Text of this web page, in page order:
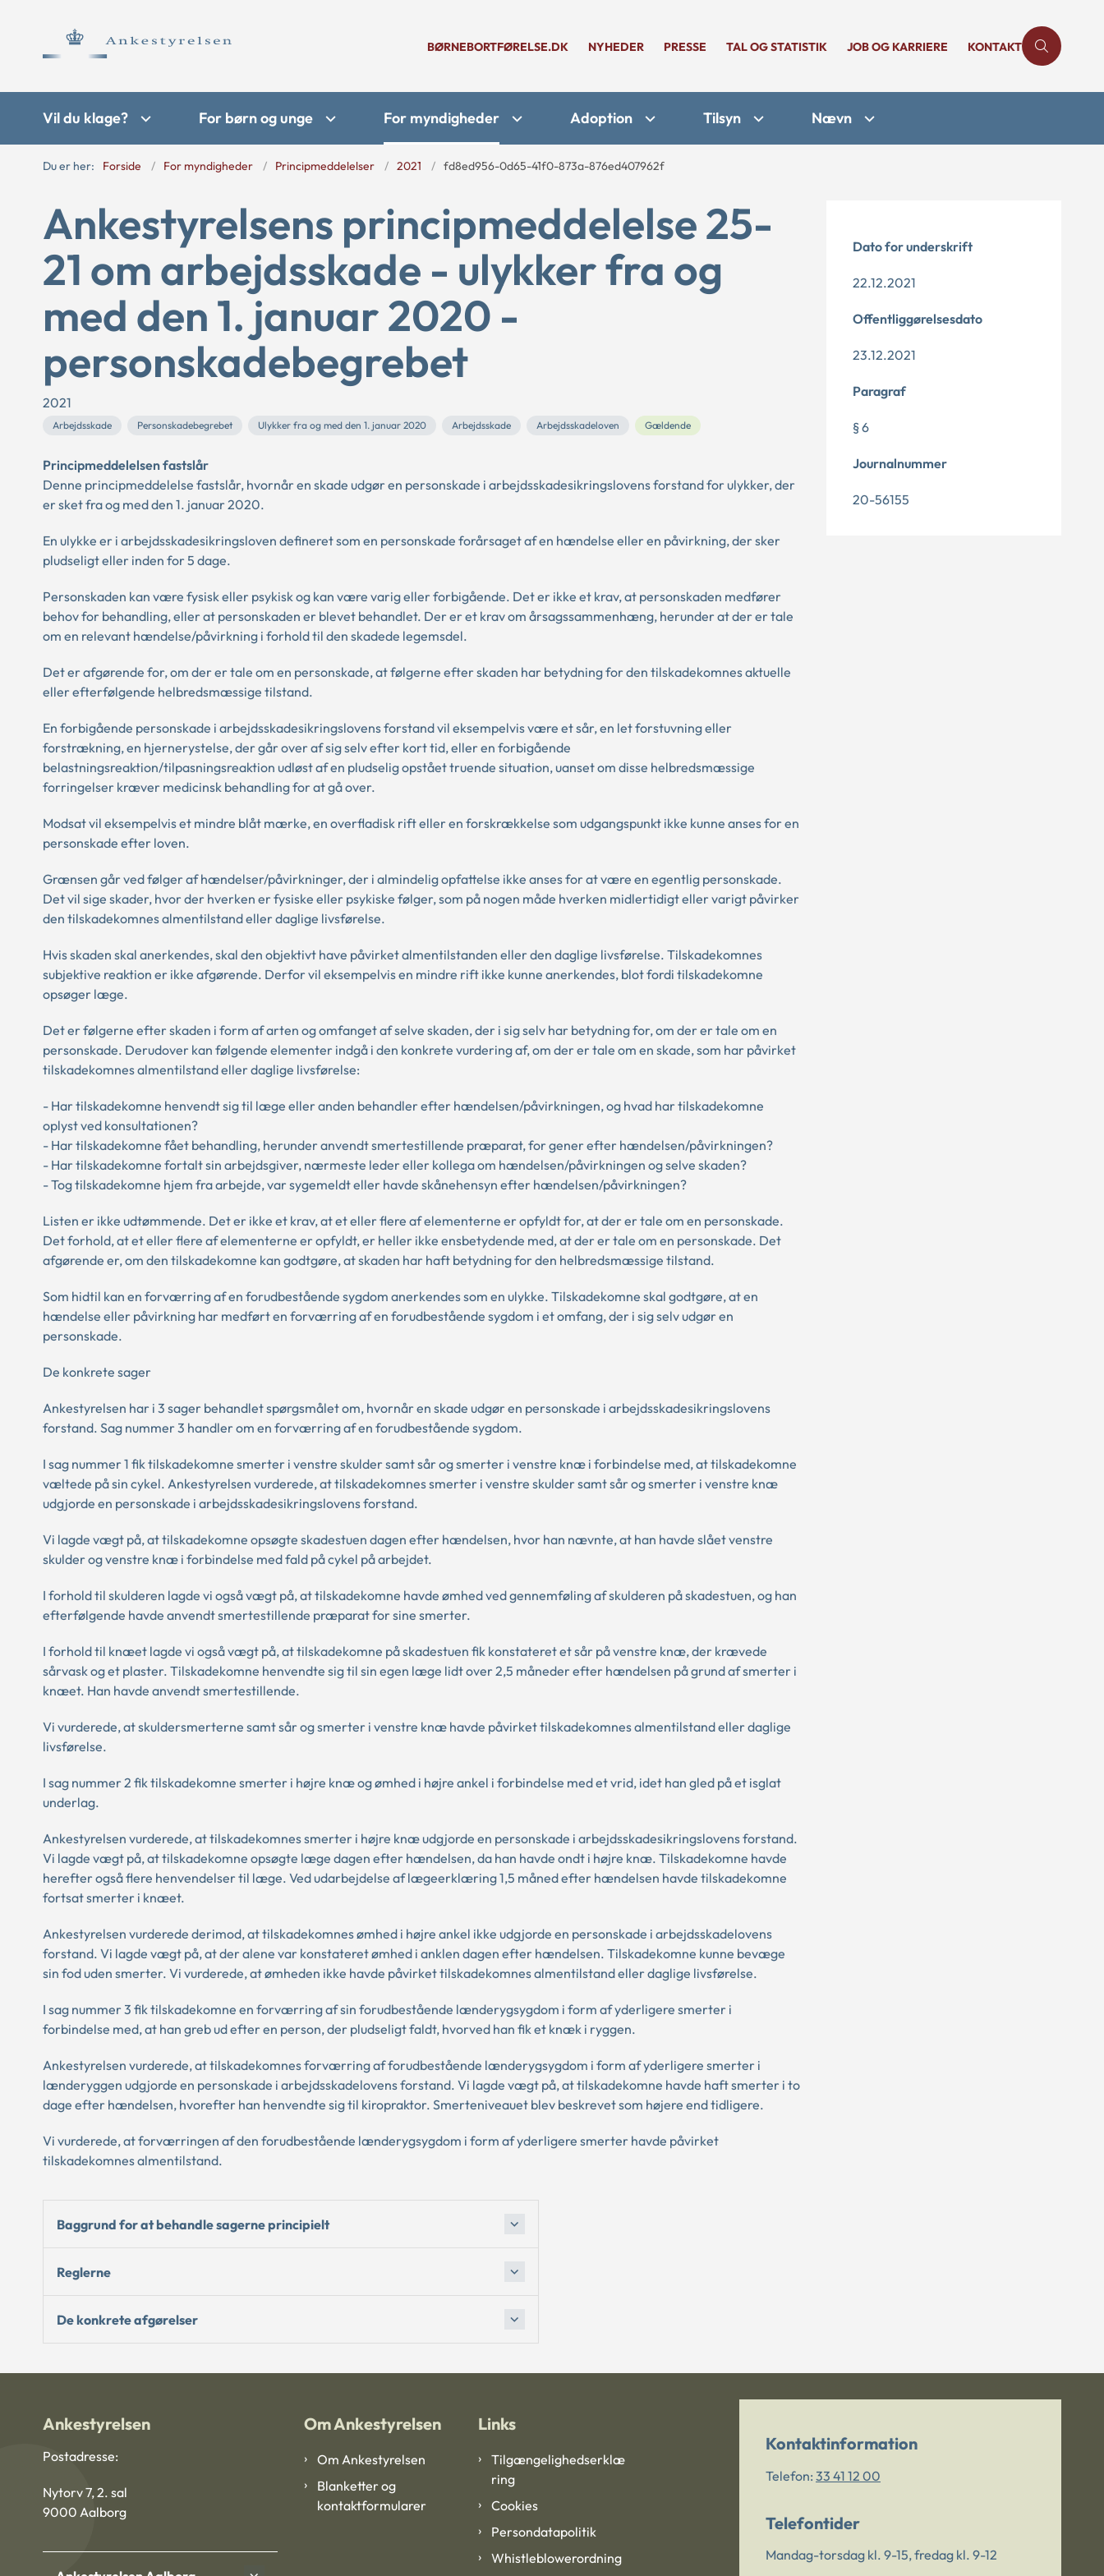
BØRNEBORTFØRELSE.DK NYHEDER PRESSE TAL OG STATISTIK JOB OG KARRIERE KONTAKT
Vil du klage? For børn og unge For myndigheder Adoption Tilsyn Nævn
Du er her: Forside For myndigheder Principmeddelelser 2021 fd8ed956-0d65-41f0-873a-876ed407962f
Ankestyrelsens principmeddelelse 25-
21 om arbejdsskade - ulykker fra og
med den 1. januar 2020 -
personskadebegrebet
2021
Arbejdsskade Personskadebegrebet Ulykker fra og med den 1. januar 2020 Arbejdsskade Arbejdsskadeloven Gældende
Principmeddelelsen fastslår
Denne principmeddelelse fastslår, hvornår en skade udgør en personskade i arbejdsskadesikringslovens forstand for ulykker, der
er sket fra og med den 1. januar 2020.
En ulykke er i arbejdsskadesikringsloven defineret som en personskade forårsaget af en hændelse eller en påvirkning, der sker
pludseligt eller inden for 5 dage.
Personskaden kan være fysisk eller psykisk og kan være varig eller forbigående. Det er ikke et krav, at personskaden medfører
behov for behandling, eller at personskaden er blevet behandlet. Der er et krav om årsagssammenhæng, herunder at der er tale
om en relevant hændelse/påvirkning i forhold til den skadede legemsdel.
Det er afgørende for, om der er tale om en personskade, at følgerne efter skaden har betydning for den tilskadekomnes aktuelle
eller efterfølgende helbredsmæssige tilstand.
En forbigående personskade i arbejdsskadesikringslovens forstand vil eksempelvis være et sår, en let forstuvning eller
forstrækning, en hjernerystelse, der går over af sig selv efter kort tid, eller en forbigående
belastningsreaktion/tilpasningsreaktion udløst af en pludselig opstået truende situation, uanset om disse helbredsmæssige
forringelser kræver medicinsk behandling for at gå over.
Modsat vil eksempelvis et mindre blåt mærke, en overfladisk rift eller en forskrækkelse som udgangspunkt ikke kunne anses for en
personskade efter loven.
Grænsen går ved følger af hændelser/påvirkninger, der i almindelig opfattelse ikke anses for at være en egentlig personskade.
Det vil sige skader, hvor der hverken er fysiske eller psykiske følger, som på nogen måde hverken midlertidigt eller varigt påvirker
den tilskadekomnes almentilstand eller daglige livsførelse.
Hvis skaden skal anerkendes, skal den objektivt have påvirket almentilstanden eller den daglige livsførelse. Tilskadekomnes
subjektive reaktion er ikke afgørende. Derfor vil eksempelvis en mindre rift ikke kunne anerkendes, blot fordi tilskadekomne
opsøger læge.
Det er følgerne efter skaden i form af arten og omfanget af selve skaden, der i sig selv har betydning for, om der er tale om en
personskade. Derudover kan følgende elementer indgå i den konkrete vurdering af, om der er tale om en skade, som har påvirket
tilskadekomnes almentilstand eller daglige livsførelse:
- Har tilskadekomne henvendt sig til læge eller anden behandler efter hændelsen/påvirkningen, og hvad har tilskadekomne
oplyst ved konsultationen?
- Har tilskadekomne fået behandling, herunder anvendt smertestillende præparat, for gener efter hændelsen/påvirkningen?
- Har tilskadekomne fortalt sin arbejdsgiver, nærmeste leder eller kollega om hændelsen/påvirkningen og selve skaden?
- Tog tilskadekomne hjem fra arbejde, var sygemeldt eller havde skånehensyn efter hændelsen/påvirkningen?
Listen er ikke udtømmende. Det er ikke et krav, at et eller flere af elementerne er opfyldt for, at der er tale om en personskade.
Det forhold, at et eller flere af elementerne er opfyldt, er heller ikke ensbetydende med, at der er tale om en personskade. Det
afgørende er, om den tilskadekomne kan godtgøre, at skaden har haft betydning for den helbredsmæssige tilstand.
Som hidtil kan en forværring af en forudbestående sygdom anerkendes som en ulykke. Tilskadekomne skal godtgøre, at en
hændelse eller påvirkning har medført en forværring af en forudbestående sygdom i et omfang, der i sig selv udgør en
personskade.
De konkrete sager
Ankestyrelsen har i 3 sager behandlet spørgsmålet om, hvornår en skade udgør en personskade i arbejdsskadesikringslovens
forstand. Sag nummer 3 handler om en forværring af en forudbestående sygdom.
I sag nummer 1 fik tilskadekomne smerter i venstre skulder samt sår og smerter i venstre knæ i forbindelse med, at tilskadekomne
væltede på sin cykel. Ankestyrelsen vurderede, at tilskadekomnes smerter i venstre skulder samt sår og smerter i venstre knæ
udgjorde en personskade i arbejdsskadesikringslovens forstand.
Vi lagde vægt på, at tilskadekomne opsøgte skadestuen dagen efter hændelsen, hvor han nævnte, at han havde slået venstre
skulder og venstre knæ i forbindelse med fald på cykel på arbejdet.
I forhold til skulderen lagde vi også vægt på, at tilskadekomne havde ømhed ved gennemføling af skulderen på skadestuen, og han
efterfølgende havde anvendt smertestillende præparat for sine smerter.
I forhold til knæet lagde vi også vægt på, at tilskadekomne på skadestuen fik konstateret et sår på venstre knæ, der krævede
sårvask og et plaster. Tilskadekomne henvendte sig til sin egen læge lidt over 2,5 måneder efter hændelsen på grund af smerter i
knæet. Han havde anvendt smertestillende.
Vi vurderede, at skuldersmerterne samt sår og smerter i venstre knæ havde påvirket tilskadekomnes almentilstand eller daglige
livsførelse.
I sag nummer 2 fik tilskadekomne smerter i højre knæ og ømhed i højre ankel i forbindelse med et vrid, idet han gled på et isglat
underlag.
Ankestyrelsen vurderede, at tilskadekomnes smerter i højre knæ udgjorde en personskade i arbejdsskadesikringslovens forstand.
Vi lagde vægt på, at tilskadekomne opsøgte læge dagen efter hændelsen, da han havde ondt i højre knæ. Tilskadekomne havde
herefter også flere henvendelser til læge. Ved udarbejdelse af lægeerklæring 1,5 måned efter hændelsen havde tilskadekomne
fortsat smerter i knæet.
Ankestyrelsen vurderede derimod, at tilskadekomnes ømhed i højre ankel ikke udgjorde en personskade i arbejdsskadelovens
forstand. Vi lagde vægt på, at der alene var konstateret ømhed i anklen dagen efter hændelsen. Tilskadekomne kunne bevæge
sin fod uden smerter. Vi vurderede, at ømheden ikke havde påvirket tilskadekomnes almentilstand eller daglige livsførelse.
I sag nummer 3 fik tilskadekomne en forværring af sin forudbestående lænderygsygdom i form af yderligere smerter i
forbindelse med, at han greb ud efter en person, der pludseligt faldt, hvorved han fik et knæk i ryggen.
Ankestyrelsen vurderede, at tilskadekomnes forværring af forudbestående lænderygsygdom i form af yderligere smerter i
lænderyggen udgjorde en personskade i arbejdsskadelovens forstand. Vi lagde vægt på, at tilskadekomne havde haft smerter i to
dage efter hændelsen, hvorefter han henvendte sig til kiropraktor. Smerteniveauet blev beskrevet som højere end tidligere.
Vi vurderede, at forværringen af den forudbestående lænderygsygdom i form af yderligere smerter havde påvirket
tilskadekomnes almentilstand.
Baggrund for at behandle sagerne principielt
Reglerne
De konkrete afgørelser
Dato for underskrift
22.12.2021
Offentliggørelsesdato
23.12.2021
Paragraf
§ 6
Journalnummer
20-56155
Ankestyrelsen
Postadresse:
Nytorv 7, 2. sal
9000 Aalborg
Om Ankestyrelsen
Om Ankestyrelsen
Blanketter og
kontaktformularer
Links
Tilgængelighedserklæ
ring
Cookies
Persondatapolitik
Whistleblowerordning
Kontaktinformation
Telefon: 33 41 12 00
Telefontider
Mandag-torsdag kl. 9-15, fredag kl. 9-12